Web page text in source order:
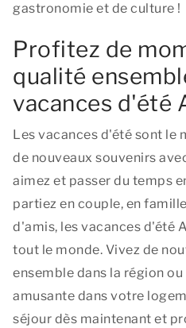
gastronomie et de culture !
Profitez de
qualité
vacances d'été
Les vacances d'été sont le
de nouveaux souvenirs
aimez et passer du temps
partiez en couple, en
d'amis, les vacances d'été
tout le monde. Vivez de
ensemble dans la région
amusante dans votre
séjour dès maintenant et